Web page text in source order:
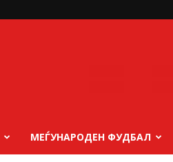
МЕЃУНАРОДЕН ФУДБАЛ